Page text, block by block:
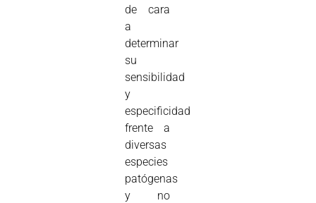
de cara
a
determinar
su
sensibilidad
y
especificidad
frente a
diversas
especies
patógenas
y no